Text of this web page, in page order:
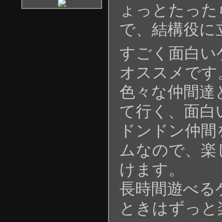
ょっとたっ
で、結構役に
すごく面白い
オススメです
色々な仲間達
て行く、面白
ドンドン仲
ムなので、
けます。
長時間遊べる
ときはずっ